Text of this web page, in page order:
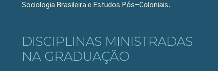
Sociologia Brasileira e Estudos Pós-Coloniais.
DISCIPLINAS MINISTRADAS
NA GRADUAÇÃO